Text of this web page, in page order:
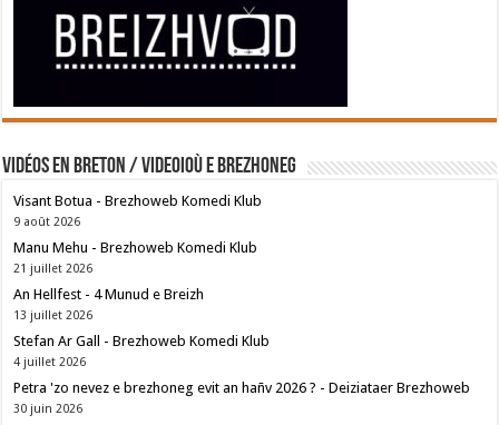
Vidéos en breton / Videoioù e brezhoneg
Visant Botua - Brezhoweb Komedi Klub
9 août 2026
Manu Mehu - Brezhoweb Komedi Klub
21 juillet 2026
An Hellfest - 4 Munud e Breizh
13 juillet 2026
Stefan Ar Gall - Brezhoweb Komedi Klub
4 juillet 2026
Petra 'zo nevez e brezhoneg evit an hañv 2026 ? - Deiziataer Brezhoweb
30 juin 2026